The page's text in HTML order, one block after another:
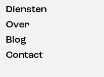
Diensten
Over
Blog
Contact